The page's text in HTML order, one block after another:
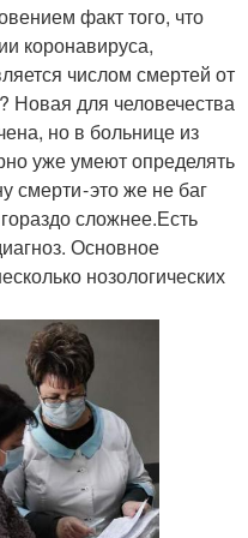
факт того, что
коронавируса,
числом смертей от
Новая для человечества
но в больнице из
уже умеют определять
смерти - это же не баг
сложнее.Есть
Основное
нозологических